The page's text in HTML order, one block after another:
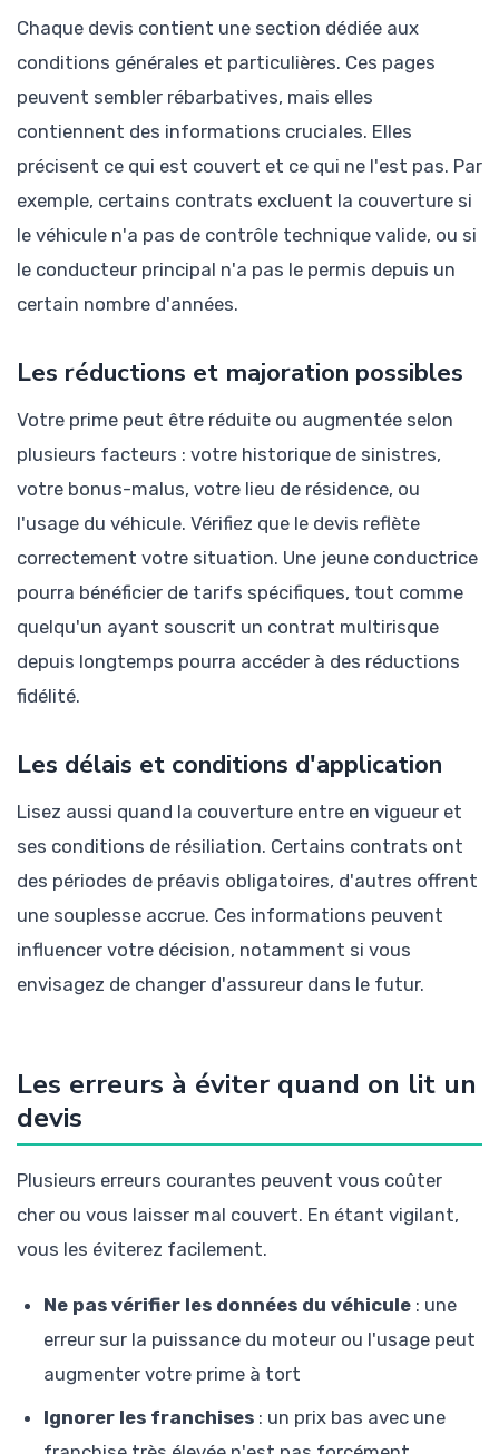
Chaque devis contient une section dédiée aux
conditions générales et particulières. Ces pages
peuvent sembler rébarbatives, mais elles
contiennent des informations cruciales. Elles
précisent ce qui est couvert et ce qui ne l'est pas. Par
exemple, certains contrats excluent la couverture si
le véhicule n'a pas de contrôle technique valide, ou si
le conducteur principal n'a pas le permis depuis un
certain nombre d'années.
Les réductions et majoration possibles
Votre prime peut être réduite ou augmentée selon
plusieurs facteurs : votre historique de sinistres,
votre bonus-malus, votre lieu de résidence, ou
l'usage du véhicule. Vérifiez que le devis reflète
correctement votre situation. Une jeune conductrice
pourra bénéficier de tarifs spécifiques, tout comme
quelqu'un ayant souscrit un contrat multirisque
depuis longtemps pourra accéder à des réductions
fidélité.
Les délais et conditions d'application
Lisez aussi quand la couverture entre en vigueur et
ses conditions de résiliation. Certains contrats ont
des périodes de préavis obligatoires, d'autres offrent
une souplesse accrue. Ces informations peuvent
influencer votre décision, notamment si vous
envisagez de changer d'assureur dans le futur.
Les erreurs à éviter quand on lit un
devis
Plusieurs erreurs courantes peuvent vous coûter
cher ou vous laisser mal couvert. En étant vigilant,
vous les éviterez facilement.
Ne pas vérifier les données du véhicule : une
erreur sur la puissance du moteur ou l'usage peut
augmenter votre prime à tort
Ignorer les franchises : un prix bas avec une